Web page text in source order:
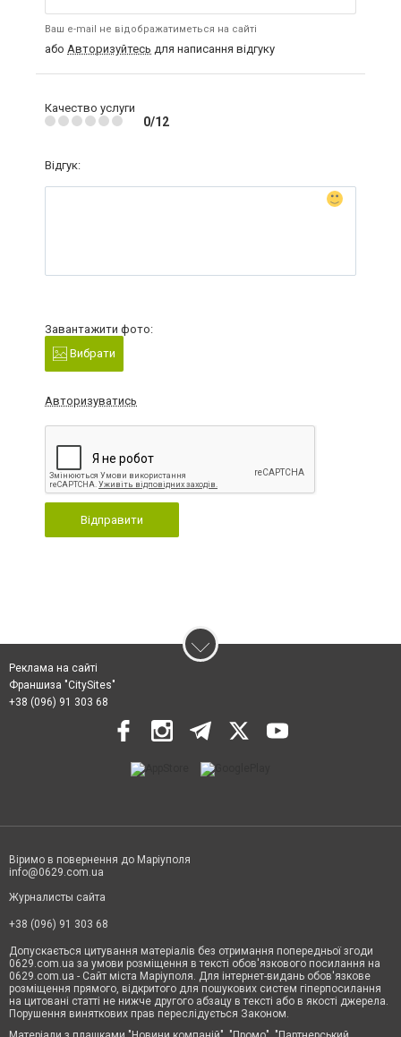
Ваш e-mail не відображатиметься на сайті
або Авторизуйтесь для написання відгуку
Качество услуги
0/12
Відгук:
Завантажити фото:
Вибрати
Авторизуватись
Відправити
Реклама на сайті
Франшиза "CitySites"
+38 (096) 91 303 68
Віримо в повернення до Маріуполя
info@0629.com.ua
Журналисты сайта
+38 (096) 91 303 68
Допускається цитування матеріалів без отримання попередньої згоди
0629.com.ua за умови розміщення в тексті обов'язкового посилання на
0629.com.ua - Сайт міста Маріуполя. Для інтернет-видань обов'язкове
розміщення прямого, відкритого для пошукових систем гіперпосилання
на цитовані статті не нижче другого абзацу в тексті або в якості джерела.
Порушення виняткових прав переслідується Законом.